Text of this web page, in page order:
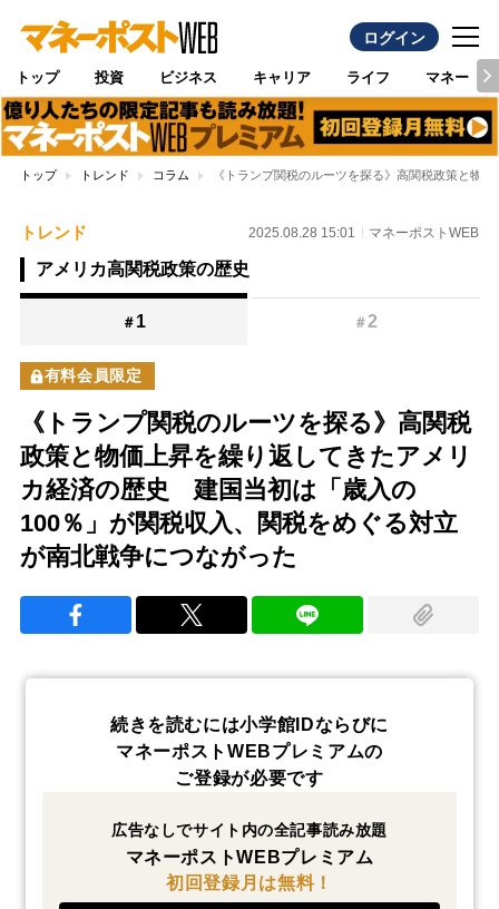
ログイン
トップ 投資 ビジネス キャリア ライフ マネー
トップ トレンド コラム 《トランプ関税のルーツを探る》高関税政策と物
トレンド 2025.08.28 15:01 マネーポストWEB
アメリカ高関税政策の歴史
＃ 1 ＃2
有料会員限定
《トランプ関税のルーツを探る》高関税
政策と物価上昇を繰り返してきたアメリ
カ経済の歴史 建国当初は「歳入の
100％」が関税収入、関税をめぐる対立
が南北戦争につながった
続きを読むには小学館IDならびに
マネーポストWEBプレミアムの
ご登録が必要です
広告なしでサイト内の全記事読み放題
マネーポストWEBプレミアム
初回登録月は無料！